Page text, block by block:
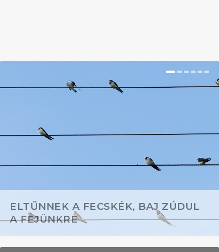
ELTŰNNEK A FECSKÉK, BAJ ZÚDUL
A FEJÜNKRE